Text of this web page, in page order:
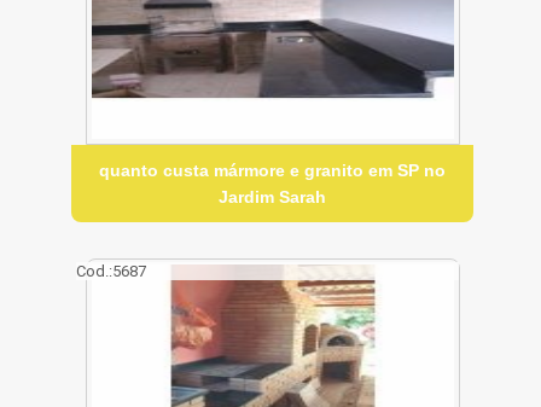
quanto custa mármore e granito em SP no
Jardim Sarah
Cod.:5687